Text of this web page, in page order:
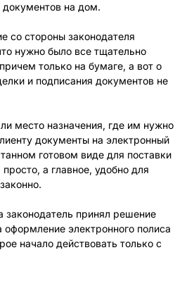
документов на дом.
со стороны законодателя
нужно было все тщательно
только на бумаге, а вот о
и подписания документов не
место назначения, где им нужно
документы на электронный
готовом виде для поставки
а главное, удобно для
законодатель принял решение
оформление электронного полиса
начало действовать только с